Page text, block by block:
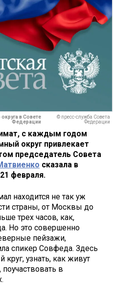
в Совете
Федерации
© пресс-служба Совета
Федерации
с каждым годом
округ привлекает
председатель Совета
сказала в
февраля.
находится не так уж
страны, от Москвы до
трех часов, как,
Но это совершенно
пейзажи,
спикер Совфеда. Здесь
узнать, как живут
в